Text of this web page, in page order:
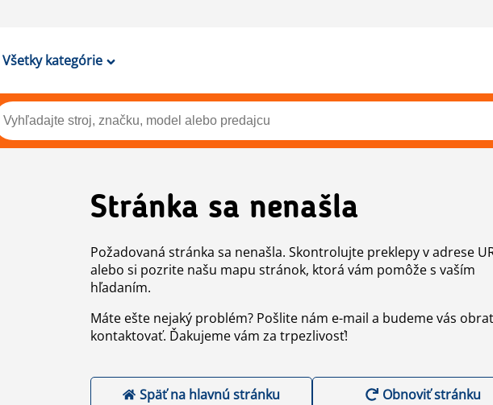
Všetky kategórie
Stránka sa nenašla
Požadovaná stránka sa nenašla. Skontrolujte preklepy v adrese
alebo si pozrite našu mapu stránok, ktorá vám pomôže s vaším
hľadaním.
Máte ešte nejaký problém? Pošlite nám e-mail a budeme vás
kontaktovať. Ďakujeme vám za trpezlivosť!
Späť na hlavnú stránku Obnoviť stránku